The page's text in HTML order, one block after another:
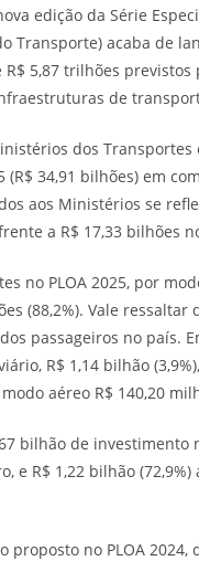
edição da Série
Transporte) acaba de
5,87 trilhões previstos
de
dos
34,91 bilhões) em
aos Ministérios se
a R$ 17,33 bilhões
no PLOA 2025, por
(88,2%). Vale
passageiros no país.
R$ 1,14 bilhão
aéreo R$ 140,20
bilhão de investimento
e R$ 1,22 bilhão
no PLOA 2024,